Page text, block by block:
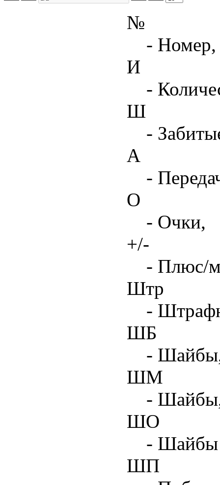
№
- Номер,
И
-
Ш
-
А
-
О
- Очки,
+/-
- Плюс/
Штр
-
ШБ
- Шайбы,
ШМ
- Шайбы,
ШО
- Шайбы
ШП